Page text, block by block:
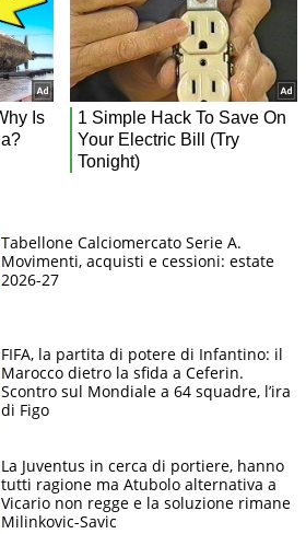
Tabellone Calciomercato Serie A.
Movimenti, acquisti e cessioni: estate
2026-27
FIFA, la partita di potere di Infantino: il
Marocco dietro la sfida a Ceferin.
Scontro sul Mondiale a 64 squadre, l’ira
di Figo
La Juventus in cerca di portiere, hanno
tutti ragione ma Atubolo alternativa a
Vicario non regge e la soluzione rimane
Milinkovic-Savic